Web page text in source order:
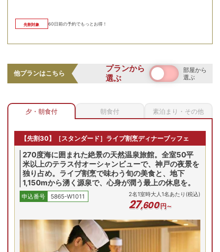
旬の食材と兵庫五国の食材を使用した万蓮の味を堪能できる
ブッフェ。「日本三大夜景都市・神戸」の夜景が愉しめるお
食事処「ライブ割烹万蓮」で楽しめる。
全室テラス付きオーシャンビュー！
海に囲まれた立地ならではの全室オーシャンビュー。60㎡の
広々とした和洋室や、100㎡の展望半露天温泉付き特別室な
ど贅沢な空間でゆっくりとくつろぐことができる。※写真は
和洋室
【西側客室/例】テラスから
お部屋の詳細を見る
ックス和洋室
Previous
10/6(火)
28,800円
予約
10/7(水)
28,800円
予約
先割
10/8(木)
28,800円
予約
先割
10/9(金)
プランの詳細を見る
空室を表示
先割対象 60日前の予約でもっとお得！
他プランはこちら
プランから
選ぶ
部屋から
選ぶ
夕・朝食付 朝食付 素泊まり・その他
【先割30】［スタンダード］ライブ割烹ディナーブッフェ
270度海に囲まれた絶景の天然温泉旅館。全室50平
米以上のテラス付オーシャンビューで、神戸の夜景を
独り占め。ライブ割烹で味わう旬の美食と、地下
1,150mから湧く源泉で、心身が潤う最上の休息を。
申込番号 5865-W1011 2名1室時大人1名あたり(税込)
27,600円～